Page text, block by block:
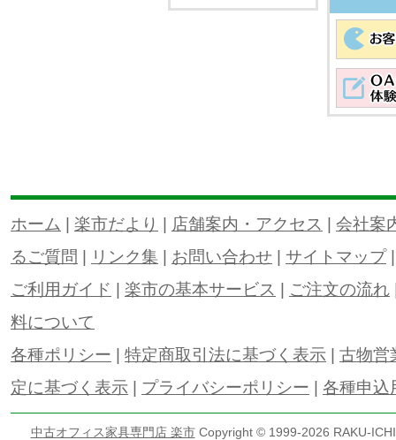
ホーム | 楽市だより | 店舗案内・アクセス | 会社案
るご質問 | リンク集 | お問い合わせ | サイトマップ
ご利用ガイド | 楽市の基本サービス | ご注文の流れ
料について
各種ポリシー | 特定商取引法に基づく表示 | 古物営
定に基づく表示 | プライバシーポリシー | 各種申込
中古オフィス家具専門店 楽市Copyright © 1999-2026 RAKU-